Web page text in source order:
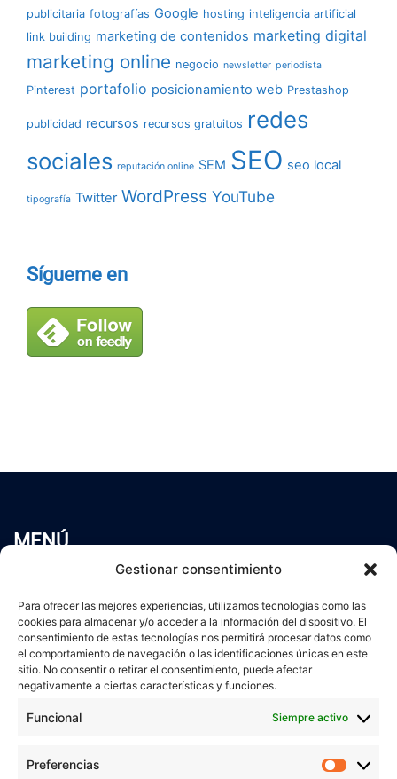
Gestionar consentimiento
Para ofrecer las mejores experiencias, utilizamos tecnologías como las
cookies para almacenar y/o acceder a la información del dispositivo. El
consentimiento de estas tecnologías nos permitirá procesar datos como
el comportamiento de navegación o las identificaciones únicas en este
sitio. No consentir o retirar el consentimiento, puede afectar
negativamente a ciertas características y funciones.
Funcional Siempre activo
Preferencias
publicitaria fotografías Google hosting inteligencia artificial
link building marketing de contenidos marketing digital
marketing online negocio newsletter periodista
Pinterest portafolio posicionamiento web Prestashop
publicidad recursos recursos gratuitos redes
sociales reputación online SEM SEO seo local
tipografía Twitter WordPress YouTube
Sígueme en
MENÚ
Servicios
Blog
Contacto
Aviso Legal
Política de cookies